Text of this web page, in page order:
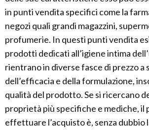
in punti vendita specifici come la
negozi quali grandi magazzini,
profumerie. In questi punti vendita
prodotti dedicati all’igiene intima
rientrano in diverse fasce di prezzo a
dell’efficacia e della formulazione,
qualità del prodotto. Se si ricercano
proprietà più specifiche e mediche, il
effettuare l’acquisto è, senza dubbio